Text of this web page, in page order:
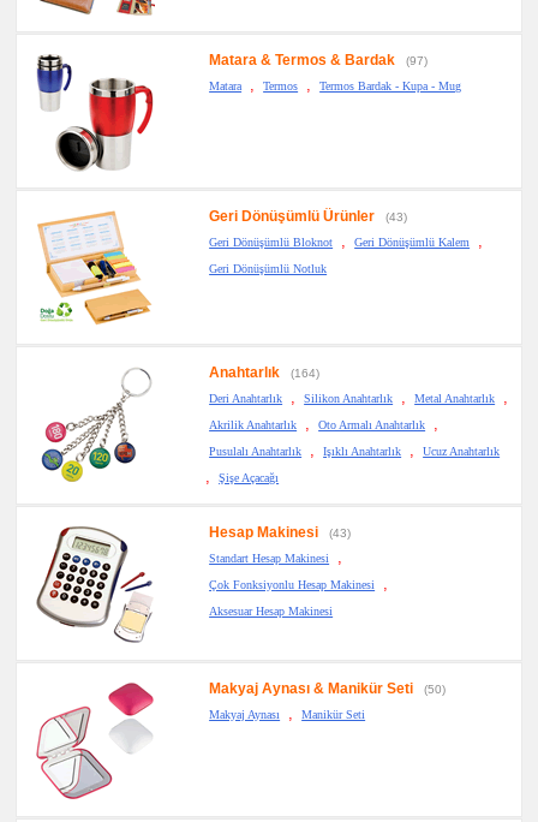
Matara & Termos & Bardak
(97)
Matara
, Termos , Termos Bardak - Kupa - Mug
Geri Dönüşümlü Ürünler
(43)
Geri Dönüşümlü Bloknot
, Geri Dönüşümlü Kalem ,
Geri Dönüşümlü Notluk
Anahtarlık
(164)
Deri Anahtarlık
, Silikon Anahtarlık , Metal Anahtarlık ,
Akrilik Anahtarlık , Oto Armalı Anahtarlık ,
Pusulalı Anahtarlık , Işıklı Anahtarlık , Ucuz Anahtarlık
, Şişe Açacağı
Hesap Makinesi
(43)
Standart Hesap Makinesi
,
Çok Fonksiyonlu Hesap Makinesi ,
Aksesuar Hesap Makinesi
Makyaj Aynası & Manikür Seti
(50)
Makyaj Aynası
, Manikür Seti